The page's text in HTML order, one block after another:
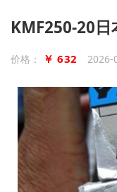
KMF250-20
价格： ￥ 632 2026-